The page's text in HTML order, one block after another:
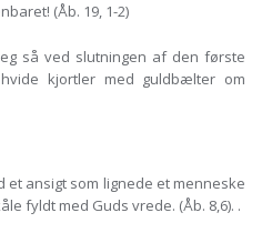
(Åb. 19, 1-2)
så ved slutningen af den første
kjortler med guldbælter om
ansigt som lignede et menneske
fyldt med Guds vrede. (Åb. 8,6). .